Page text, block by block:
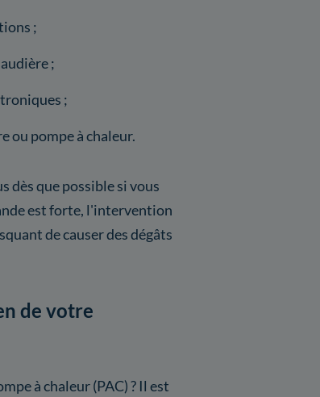
;
;
;
ou pompe à chaleur.
dès que possible si vous
est forte, l'intervention
de causer des dégâts
de votre
à chaleur (PAC) ? Il est